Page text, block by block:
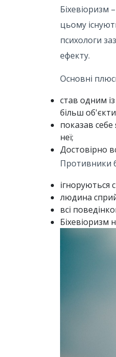
Біхевіоризм
цьому
психологи
ефекту.
Основні
став одним
більш
показав
неї;
Достовірно
Противники
ігноруються
людина
всі
Біхевіоризм